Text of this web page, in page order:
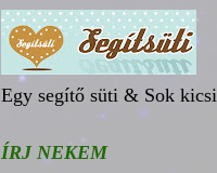
Egy segítő süti & Sok kicsi
ÍRJ NEKEM